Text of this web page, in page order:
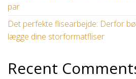
par
Det perfekte flisearbejde: Derfor
lægge dine storformatfliser
Recent